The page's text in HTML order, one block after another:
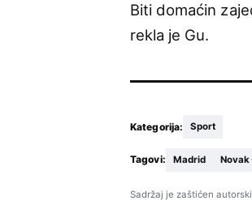
Biti domaćin
rekla je Gu.
Kategorija: Sport
Tagovi: Madrid
Sadržaj je zaštićen